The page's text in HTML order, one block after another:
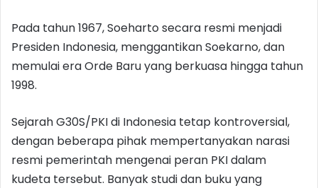
Pada tahun 1967, Soeharto secara resmi menjadi
Presiden Indonesia, menggantikan Soekarno, dan
memulai era Orde Baru yang berkuasa hingga tahun
1998.
Sejarah G30S/PKI di Indonesia tetap kontroversial,
dengan beberapa pihak mempertanyakan narasi
resmi pemerintah mengenai peran PKI dalam
kudeta tersebut. Banyak studi dan buku yang